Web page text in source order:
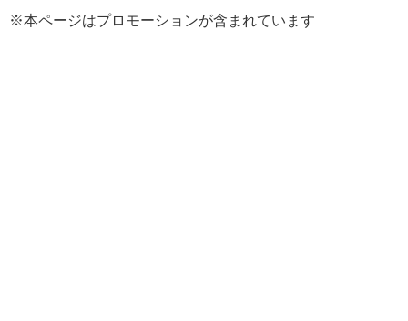
※本ページはプロモーションが含まれています